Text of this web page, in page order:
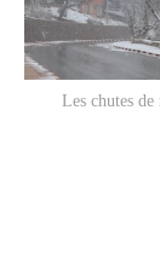
Les chutes